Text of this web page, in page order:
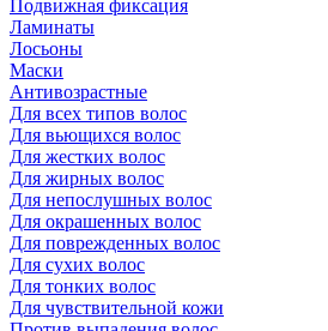
Подвижная фиксация
Ламинаты
Лосьоны
Маски
Антивозрастные
Для всех типов волос
Для вьющихся волос
Для жестких волос
Для жирных волос
Для непослушных волос
Для окрашенных волос
Для поврежденных волос
Для сухих волос
Для тонких волос
Для чувствительной кожи